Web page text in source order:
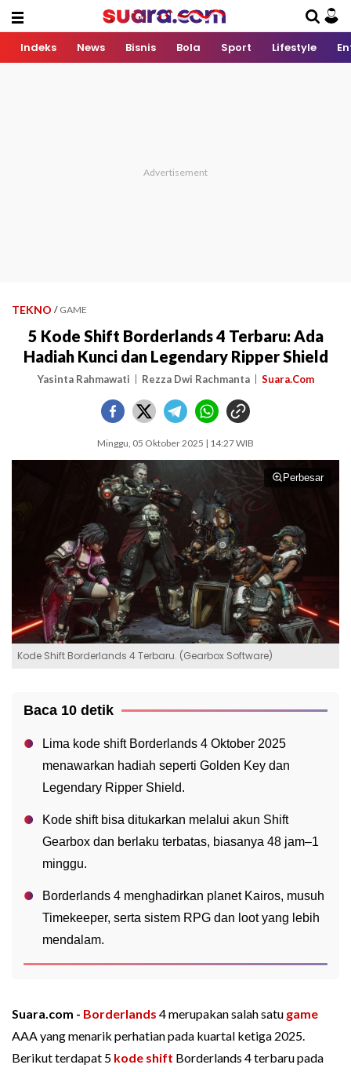
Indeks News Bisnis Bola Sport Lifestyle
TEKNO / GAME
5 Kode Shift Borderlands 4 Terbaru: Ada
Hadiah Kunci dan Legendary Ripper Shield
Yasinta Rahmawati Rezza Dwi Rachmanta Suara.Com
Minggu, 05 Oktober 2025 | 14:27 WIB
Perbesar
Kode Shift Borderlands 4 Terbaru. (Gearbox Software)
Baca 10 detik
Lima kode shift Borderlands 4 Oktober 2025
menawarkan hadiah seperti Golden Key dan
Legendary Ripper Shield.
Kode shift bisa ditukarkan melalui akun Shift
Gearbox dan berlaku terbatas, biasanya 48 jam–1
minggu.
Borderlands 4 menghadirkan planet Kairos, musuh
Timekeeper, serta sistem RPG dan loot yang lebih
mendalam.
Suara.com - Borderlands 4 merupakan salah satu game
AAA yang menarik perhatian pada kuartal ketiga 2025.
Berikut terdapat 5 kode shift Borderlands 4 terbaru pada